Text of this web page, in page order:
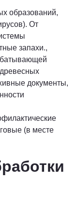
образований,
От
запахи.,
документы,
(в месте